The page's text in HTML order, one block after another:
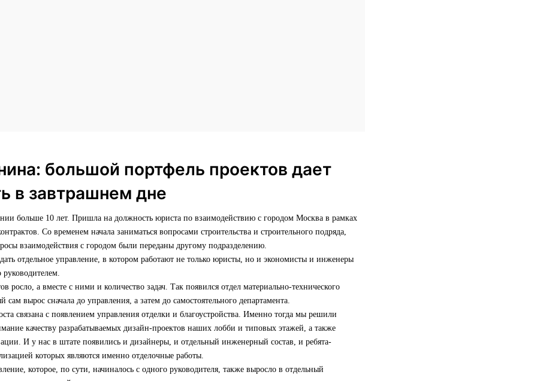
большой портфель проектов дает
в завтрашнем дне
больше 10 лет. Пришла на должность юриста по взаимодействию с городом Москва в рамках
Со временем начала заниматься вопросами строительства и строительного подряда,
взаимодействия с городом были переданы другому подразделению.
отдельное управление, в котором работают не только юристы, но и экономисты и инженеры
росло, а вместе с ними и количество задач. Так появился отдел материально-технического
сам вырос сначала до управления, а затем до самостоятельного департамента.
связана с появлением управления отделки и благоустройства. Именно тогда мы решили
качеству разрабатываемых дизайн-проектов наших лобби и типовых этажей, а также
И у нас в штате появились и дизайнеры, и отдельный инженерный состав, и ребята-
которых являются именно отделочные работы.
которое, по сути, начиналось с одного руководителя, также выросло в отдельный